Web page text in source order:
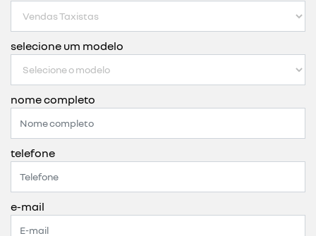
selecione um modelo
nome completo
telefone
e-mail